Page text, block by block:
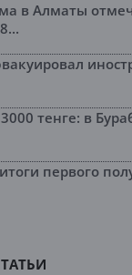
в Алматы
тенге: в
первого